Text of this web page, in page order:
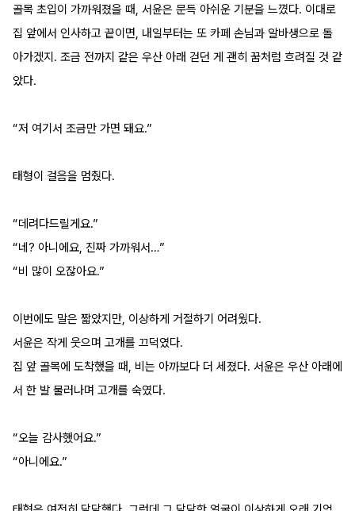
골목 초입이 가까워졌을 때, 서윤은 문득 아쉬운 기분을 느꼈다. 이대로
집 앞에서 인사하고 끝이면, 내일부터는 또 카페 손님과 알바생으로 돌
아가겠지. 조금 전까지 같은 우산 아래 걷던 게 괜히 꿈처럼 흐려질 것 같
았다.
“저 여기서 조금만 가면 돼요.”
태형이 걸음을 멈췄다.
“데려다드릴게요.”
“네? 아니에요, 진짜 가까워서…”
“비 많이 오잖아요.”
이번에도 말은 짧았지만, 이상하게 거절하기 어려웠다.
서윤은 작게 웃으며 고개를 끄덕였다.
집 앞 골목에 도착했을 때, 비는 아까보다 더 세졌다. 서윤은 우산 아래에
서 한 발 물러나며 고개를 숙였다.
“오늘 감사했어요.”
“아니에요.”